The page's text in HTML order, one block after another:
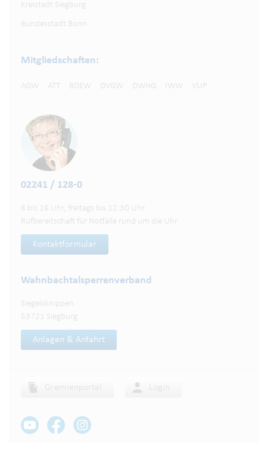
Kreistadt Siegburg
Bundesstadt Bonn
Mitgliedschaften:
AGW ATT BDEW DVGW DWHG IWW VUP
02241 / 128-0
8 bis 16 Uhr, freitags bis 12:30 Uhr
Rufbereitschaft für Notfälle rund um die Uhr
Kontaktformular
Wahnbachtalsperren­verband
Siegelsknippen
53721 Siegburg
Anlagen & Anfahrt
Gremienportal Login